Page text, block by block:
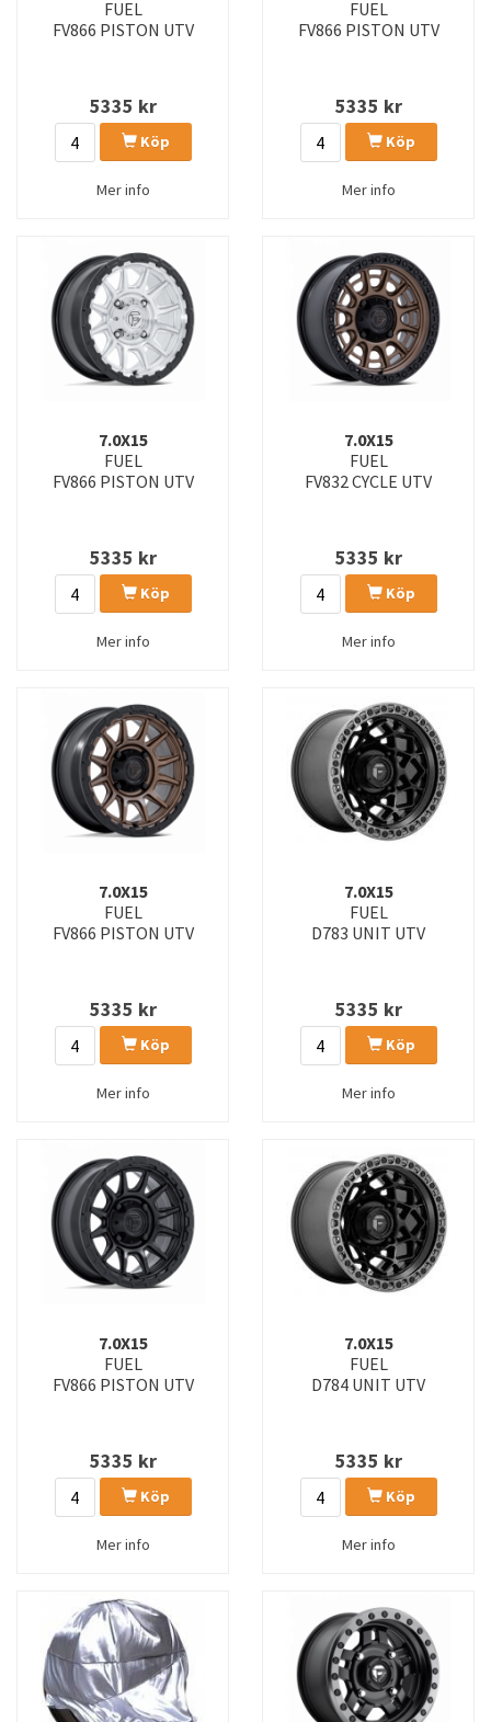
FUEL
FV866 PISTON UTV
5335 kr
Köp
Mer info
FUEL
FV866 PISTON UTV
5335 kr
Köp
Mer info
7.0X15
FUEL
FV866 PISTON UTV
5335 kr
Köp
Mer info
7.0X15
FUEL
FV832 CYCLE UTV
5335 kr
Köp
Mer info
7.0X15
FUEL
FV866 PISTON UTV
5335 kr
Köp
Mer info
7.0X15
FUEL
D783 UNIT UTV
5335 kr
Köp
Mer info
7.0X15
FUEL
FV866 PISTON UTV
5335 kr
Köp
Mer info
7.0X15
FUEL
D784 UNIT UTV
5335 kr
Köp
Mer info